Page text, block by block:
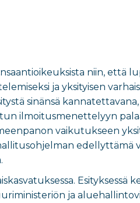
niin, että
ja yksityisen
sinänsä
ilmoitusmenettelyyn
vaikutukseen
edellyttämä
Esityksessä
ja